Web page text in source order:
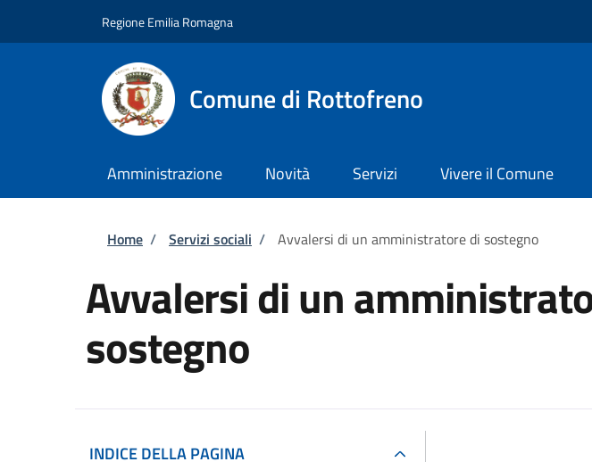
Regione Emilia Romagna
Comune di Rottofreno
Amministrazione Novità Servizi Vivere il Comune
Briciole di pane
Home / Servizi sociali / Avvalersi di un amministratore di sostegno
Avvalersi di un
sostegno
INDICE DELLA PAGINA